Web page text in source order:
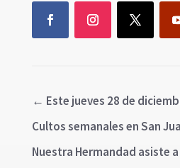
← Este jueves 28 de
Cultos semanales en San
Nuestra Hermandad asiste